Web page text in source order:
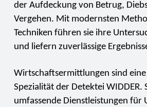
der Aufdeckung von Betrug,
Vergehen. Mit modernsten
Techniken führen sie ihre
und liefern zuverlässige
Wirtschaftsermittlungen sind
Spezialität der Detektei WIDDER.
umfassende Dienstleistungen für